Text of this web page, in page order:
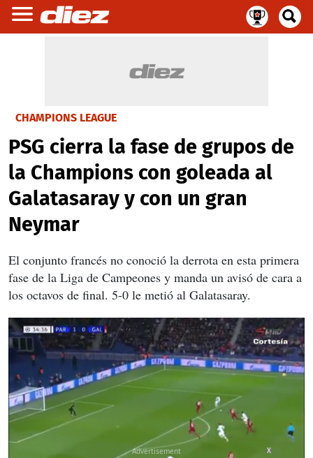
CHAMPIONS LEAGUE
PSG cierra la fase de grupos de
la Champions con goleada al
Galatasaray y con un gran
Neymar
El conjunto francés no conoció la derrota en esta primera
fase de la Liga de Campeones y manda un avisó de cara a
los octavos de final. 5-0 le metió al Galatasaray.
X